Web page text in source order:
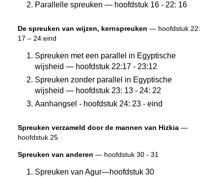
Parallelle spreuken — hoofdstuk 16 - 22: 16
De spreuken van wijzen, kernspreuken — hoofdstuk 22:
17 – 24:eind
Spreuken met een parallel in Egyptische
wijsheid — hoofdstuk 22:17 - 23:12
Spreuken zonder parallel in Egyptische
wijsheid — hoofdstuk 23: 13 - 24: 22
Aanhangsel - hoofdstuk 24: 23 - eind
Spreuken verzameld door de mannen van Hizkia—
hoofdstuk 25
Spreuken van anderen — hoofdstuk 30 - 31
Spreuken van Agur—hoofdstuk 30